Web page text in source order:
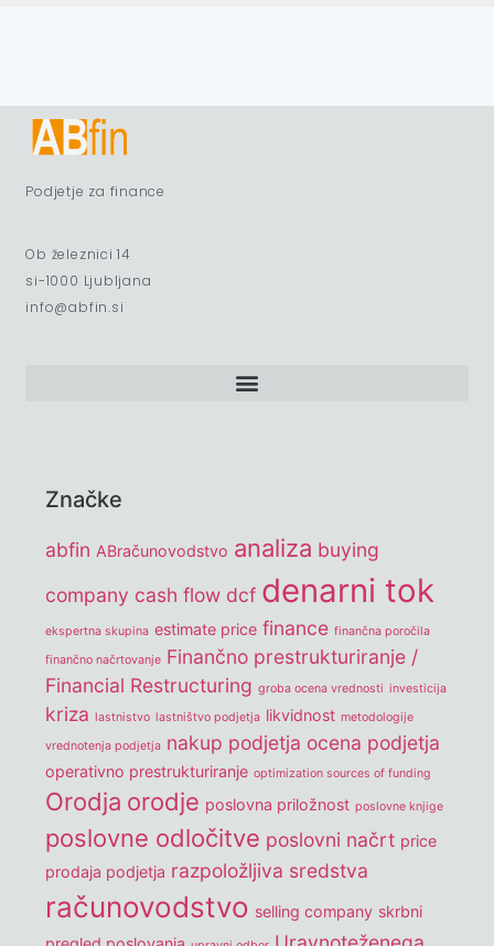
Podjetje za finance
Ob železnici 14
si-1000 Ljubljana
info@abfin.si
Značke
abfin ABračunovodstvo analiza buying
company cash flow dcf denarni tok
ekspertna skupina estimate price finance finančna poročila
finančno načrtovanje Finančno prestrukturiranje /
Financial Restructuring groba ocena vrednosti investicija
kriza lastnistvo lastništvo podjetja likvidnost metodologije
vrednotenja podjetja nakup podjetja ocena podjetja
operativno prestrukturiranje optimization sources of funding
Orodja orodje poslovna priložnost poslovne knjige
poslovne odločitve poslovni načrt price
prodaja podjetja razpoložljiva sredstva
računovodstvo selling company skrbni